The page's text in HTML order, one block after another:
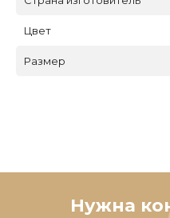
Цвет
Размер
Нужна